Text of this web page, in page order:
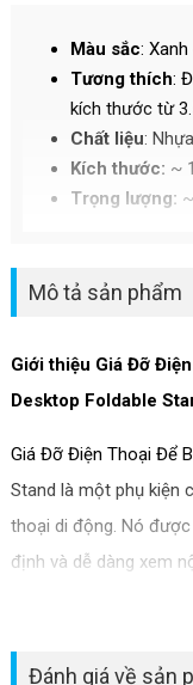
Màu sắc:
Tương thích:
kích thước từ
Chất liệu:
Kích thước: ~
Trọng lượng:
Mô tả sản phẩm
Giới thiệu Giá Đỡ
Desktop Foldable
Giá Đỡ Điện Thoại Để
Stand là một phụ kiện
thoại di động. Nó
định và dễ dàng xem
Tính năng Giá
Đánh giá về sản